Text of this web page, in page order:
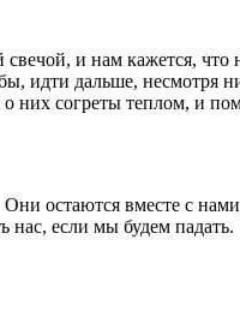
и нам кажется,
идти дальше,
них согреты теплом, и
остаются вместе с
нас, если мы будем падать.